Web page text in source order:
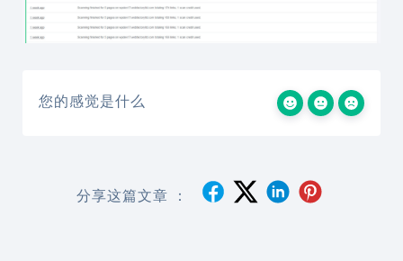
您的感觉是什么
分享这篇文章 ：